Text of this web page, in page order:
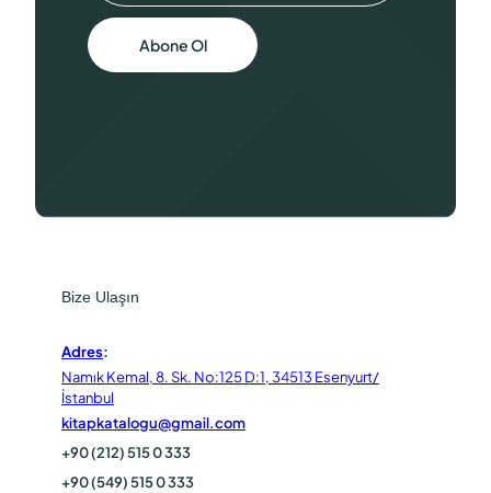
Abone Ol
Bize Ulaşın
Adres:
Namık Kemal, 8. Sk. No:125 D:1, 34513 Esenyurt/
İstanbul
kitapkatalogu@gmail.com
+90 (212) 515 0 333
+90 (549) 515 0 333